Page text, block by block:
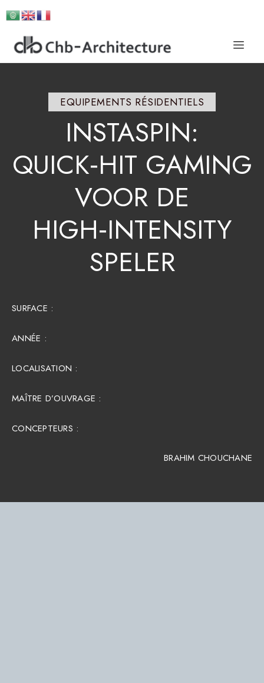
EQUIPEMENTS RÉSIDENTIELS
INSTASPIN:
QUICK‑HIT GAMING
VOOR DE
HIGH‑INTENSITY
SPELER
SURFACE :​
ANNÉE :
LOCALISATION :
MAÎTRE D’OUVRAGE :
CONCEPTEURS :
BRAHIM CHOUCHANE